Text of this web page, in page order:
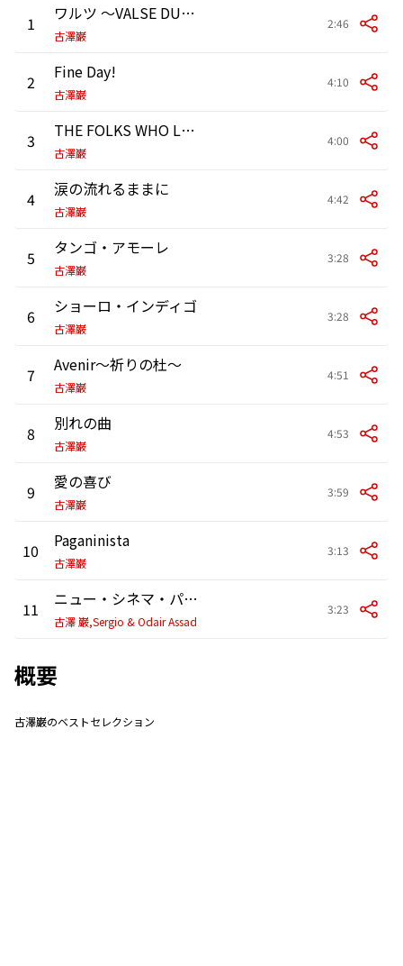
1 ワルツ ～VALSE DU PASSE～
古澤巌
2:46
2 Fine Day!
古澤巌
4:10
3 THE FOLKS WHO LIVE ON THE HILL～DAPHNE
古澤巌
4:00
4 涙の流れるままに
古澤巌
4:42
5 タンゴ・アモーレ
古澤巌
3:28
6 ショーロ・インディゴ
古澤巌
3:28
7 Avenir～祈りの杜～
古澤巌
4:51
8 別れの曲
古澤巌
4:53
9 愛の喜び
古澤巌
3:59
10 Paganinista
古澤巌
3:13
11 ニュー・シネマ・パラダイス
古澤 巌,Sergio & Odair Assad
3:23
概要
古澤巌のベストセレクション